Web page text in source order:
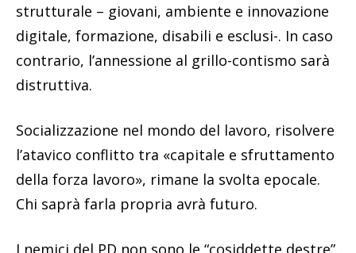
strutturale – giovani, ambiente e innovazione
digitale, formazione, disabili e esclusi-. In caso
contrario, l’annessione al grillo-contismo sarà
distruttiva.
Socializzazione nel mondo del lavoro, risolvere
l’atavico conflitto tra «capitale e sfruttamento
della forza lavoro», rimane la svolta epocale.
Chi saprà farla propria avrà futuro.
I nemici del PD non sono le “cosiddette destre”.